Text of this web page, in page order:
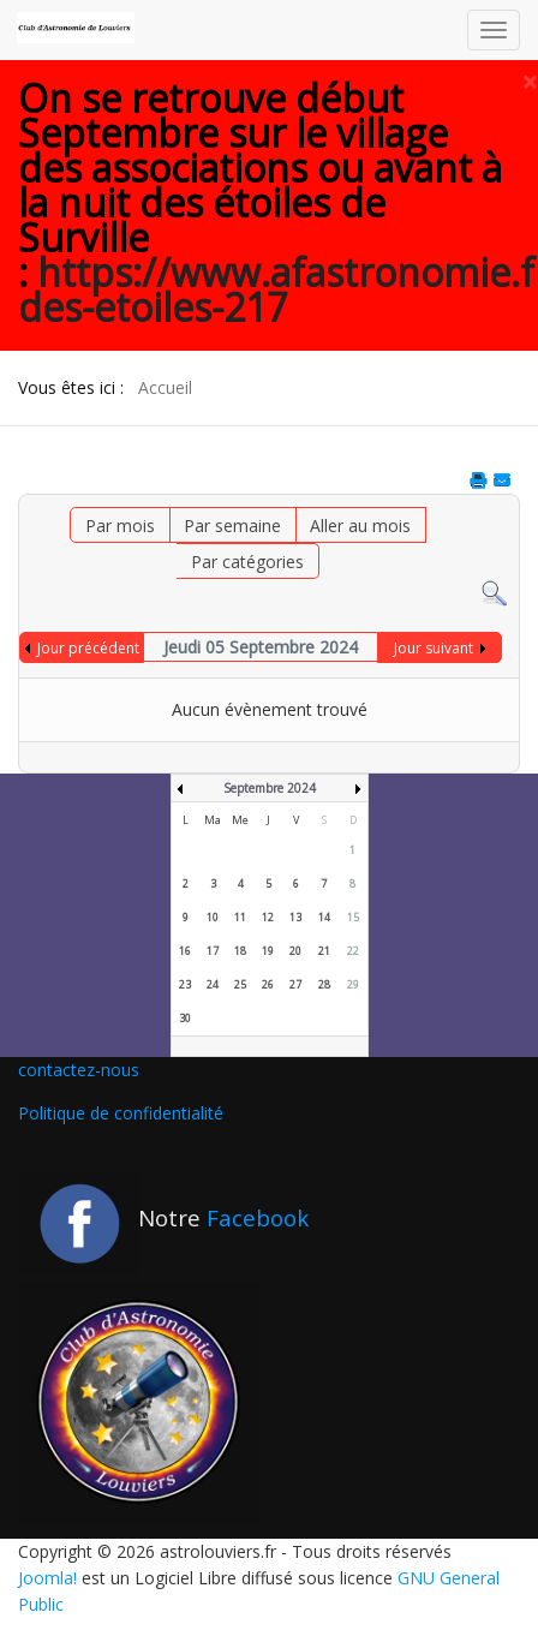
×
On se retrouve début
Septembre sur le village
des associations ou avant à
la nuit des étoiles de
Surville
: https://
des-etoiles-217
Vous êtes ici : Accueil
Par mois Par semaine
Aller au mois
Par catégories
Jour précédent Jeudi 05 Septembre 2024 Jour suivant
Aucun évènement trouvé
Septembre 2024
L Ma Me J V S
D
1
2 3 4 5 6 7 8
9 10 11 12 13 14 15
16 17 18 19 20 21 22
23 24 25 26 27 28 29
30
contactez-nous
Politique de confidentialité
Notre Facebook
Copyright © 2026 astrolouviers.fr - Tous droits réservés
Joomla! est un Logiciel Libre diffusé sous licence GNU General
Public